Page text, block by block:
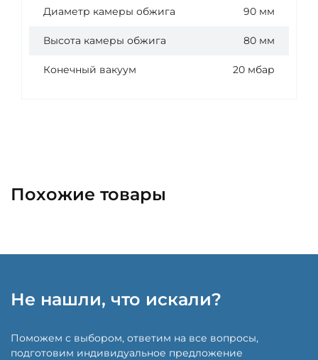
Диаметр камеры обжига 90 мм
Высота камеры обжига 80 мм
Конечный вакуум 20 мбар
Похожие товары
Не нашли, что искали?
Поможем с выбором, ответим на все вопросы,
подготовим индивидуальное предложение